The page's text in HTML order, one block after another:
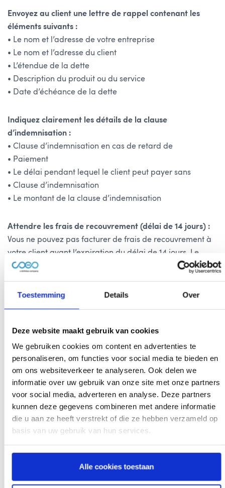
Toestemming Details Over
Deze website maakt gebruik van cookies
We gebruiken cookies om content en advertenties te
personaliseren, om functies voor social media te bieden en
om ons websiteverkeer te analyseren. Ook delen we
informatie over uw gebruik van onze site met onze partners
voor social media, adverteren en analyse. Deze partners
kunnen deze gegevens combineren met andere informatie
die u aan ze heeft verstrekt of die ze hebben verzameld op
basis van uw gebruik van hun services.
Alle cookies toestaan
Envoyez au client une lettre de rappel contenant les
éléments suivants :
• Le nom et l’adresse de votre entreprise
• Le nom et l’adresse du client
• L’étendue de la dette
• Description du produit ou du service
• Date d’échéance de la dette
Indiquez clairement les détails de la clause
d’indemnisation :
• Clause d’indemnisation en cas de retard de
• Paiement
• Le délai pendant lequel le client peut payer sans
• Clause d’indemnisation
• Le montant de la clause d’indemnisation
Attendre les frais de recouvrement (délai de 14 jours) :
Vous ne pouvez pas facturer de frais de recouvrement à
votre client avant l’expiration du délai de 14 jours. Le
délai de 14 jours commence :
3 jours ouvrables après l’envoi d’une lettre
recouvrement
En Belgique, les frais de recouvrement n’étaient pas
plafonnés pour les consommateurs, contrairement à ce
qui se passait aux Pays-Bas avec le WIK. Le législateur
belge est récemment intervenu avec un nouveau système
graduel pour les frais de recouvrement.
Les frais de recouvrement extrajudiciaires – également
les seuls frais qui peuvent encore être réclamés aux
La loi permet à l’Inspection économique du SPF